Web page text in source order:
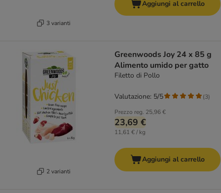
3 varianti
Aggiungi al carrello
2 varianti
Greenwoods Joy 24 x 85 g
Alimento umido per gatto
Filetto di Pollo
Prezzo reg. 25,96 €
23,69 €
11,61 € / kg
Valutazione: 5/5 (3)
Aggiungi al carrello